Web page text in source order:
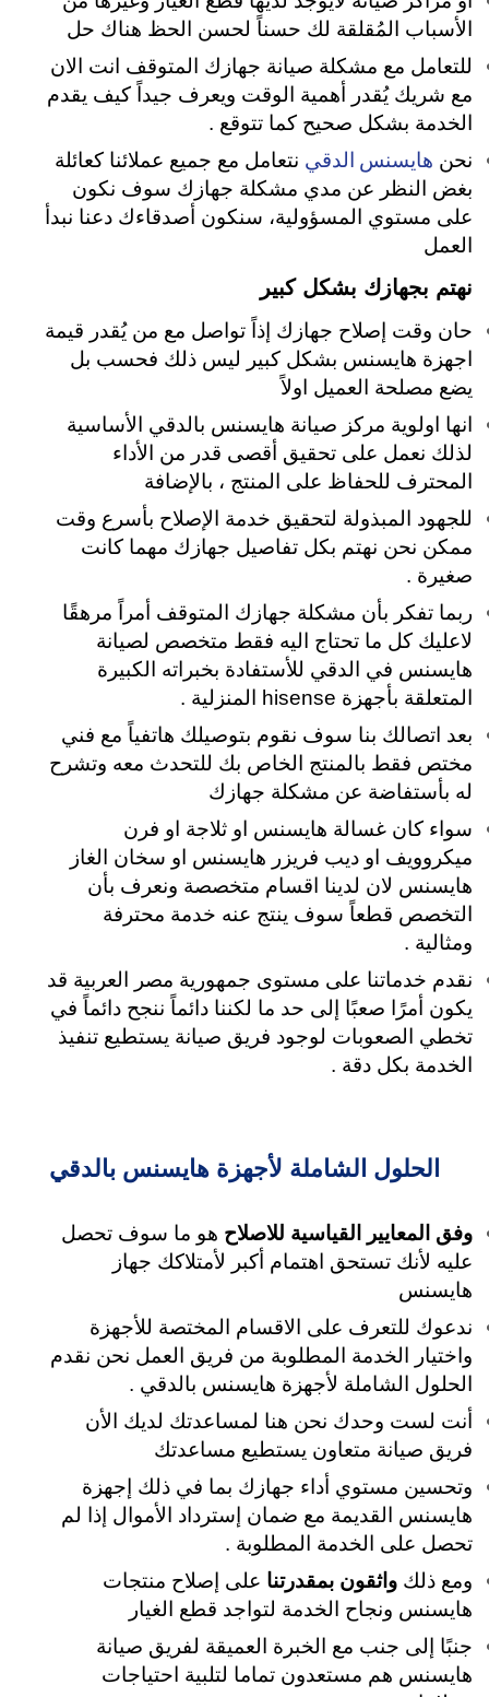
الأسباب المُقلقة لك حسناً لحسن الحظ هناك حل
للتعامل مع مشكلة صيانة جهازك المتوقف انت الان
مع شريك يُقدر أهمية الوقت ويعرف جيداً كيف يقدم
الخدمة بشكل صحيح كما تتوقع .
نحن هايسنس الدقي نتعامل مع جميع عملائنا كعائلة
بغض النظر عن مدي مشكلة جهازك سوف نكون
على مستوي المسؤولية، سنكون أصدقاءك دعنا نبدأ
العمل
نهتم بجهازك بشكل كبير
حان وقت إصلاح جهازك إذاً تواصل مع من يُقدر قيمة
اجهزة هايسنس بشكل كبير ليس ذلك فحسب بل
يضع مصلحة العميل اولاً
انها اولوية مركز صيانة هايسنس بالدقي الأساسية
لذلك نعمل على تحقيق أقصى قدر من الأداء
المحترف للحفاظ على المنتج ، بالإضافة
للجهود المبذولة لتحقيق خدمة الإصلاح بأسرع وقت
ممكن نحن نهتم بكل تفاصيل جهازك مهما كانت
صغيرة .
ربما تفكر بأن مشكلة جهازك المتوقف أمراً مرهقًا
لاعليك كل ما تحتاج اليه فقط متخصص لصيانة
هايسنس في الدقي للأستفادة بخبراته الكبيرة
المتعلقة بأجهزة hisense المنزلية .
بعد اتصالك بنا سوف نقوم بتوصيلك هاتفياً مع فني
مختص فقط بالمنتج الخاص بك للتحدث معه وتشرح
له بأستفاضة عن مشكلة جهازك
سواء كان غسالة هايسنس او ثلاجة او فرن
ميكروويف او ديب فريزر هايسنس او سخان الغاز
هايسنس لان لدينا اقسام متخصصة ونعرف بأن
التخصص قطعاً سوف ينتج عنه خدمة محترفة
ومثالية .
نقدم خدماتنا على مستوى جمهورية مصر العربية قد
يكون أمرًا صعبًا إلى حد ما لكننا دائماً ننجح دائماً في
تخطي الصعوبات لوجود فريق صيانة يستطيع تنفيذ
الخدمة بكل دقة .
الحلول الشاملة لأجهزة هايسنس بالدقي
وفق المعايير القياسية للاصلاح هو ما سوف تحصل
عليه لأنك تستحق اهتمام أكبر لأمتلاكك جهاز
هايسنس
ندعوك للتعرف على الاقسام المختصة للأجهزة
واختيار الخدمة المطلوبة من فريق العمل نحن نقدم
الحلول الشاملة لأجهزة هايسنس بالدقي .
أنت لست وحدك نحن هنا لمساعدتك لديك الأن
فريق صيانة متعاون يستطيع مساعدتك
وتحسين مستوي أداء جهازك بما في ذلك إجهزة
هايسنس القديمة مع ضمان إسترداد الأموال إذا لم
تحصل على الخدمة المطلوبة .
ومع ذلك واثقون بمقدرتنا على إصلاح منتجات
هايسنس ونجاح الخدمة لتواجد قطع الغيار
جنبًا إلى جنب مع الخبرة العميقة لفريق صيانة
هايسنس هم مستعدون تماما لتلبية احتياجات